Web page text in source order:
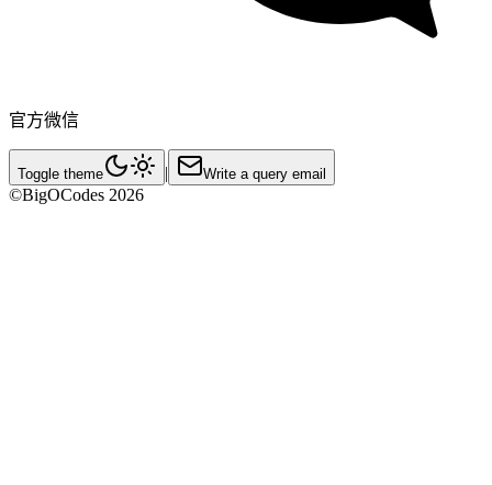
官方微信
Toggle theme | Write a query email
©BigOCodes 2026